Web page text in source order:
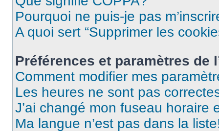
Pourquoi ne puis-je pas
A quoi sert “Supprimer les
Préférences et paramètres de
Comment modifier mes
Les heures ne sont pas
J’ai changé mon fuseau horaire
Ma langue n’est pas dans la